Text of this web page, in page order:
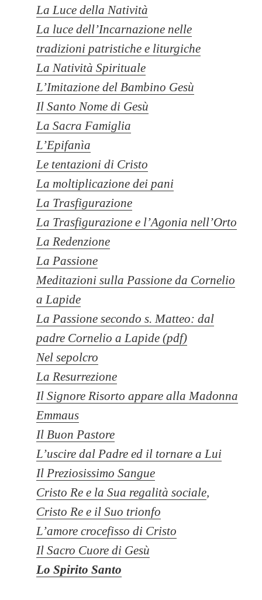
La Luce della Natività
La luce dell’Incarnazione nelle
tradizioni patristiche e liturgiche
La Natività Spirituale
L’Imitazione del Bambino Gesù
Il Santo Nome di Gesù
La Sacra Famiglia
L’Epifanìa
Le tentazioni di Cristo
La moltiplicazione dei pani
La Trasfigurazione
La Trasfigurazione e l’Agonia nell’Orto
La Redenzione
La Passione
Meditazioni sulla Passione da Cornelio
a Lapide
La Passione secondo s. Matteo: dal
padre Cornelio a Lapide (pdf)
Nel sepolcro
La Resurrezione
Il Signore Risorto appare alla Madonna
Emmaus
Il Buon Pastore
L’uscire dal Padre ed il tornare a Lui
Il Preziosissimo Sangue
Cristo Re e la Sua regalità sociale,
Cristo Re e il Suo trionfo
L’amore crocefisso di Cristo
Il Sacro Cuore di Gesù
Lo Spirito Santo